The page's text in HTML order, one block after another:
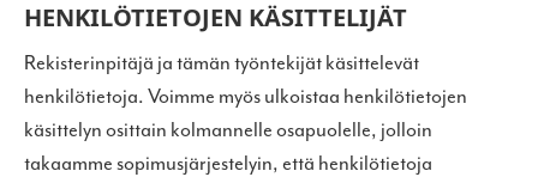
HENKILÖTIETOJEN KÄSITTELIJÄT
Rekisterinpitäjä ja tämän työntekijät käsittelevät
henkilötietoja. Voimme myös ulkoistaa henkilötietojen
käsittelyn osittain kolmannelle osapuolelle, jolloin
takaamme sopimusjärjestelyin, että henkilötietoja